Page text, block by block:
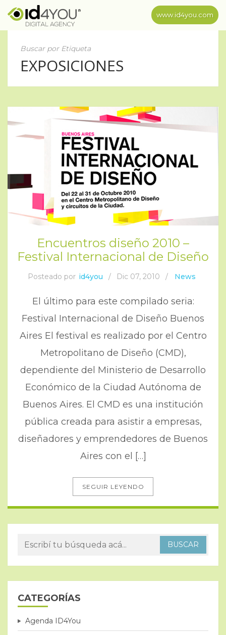
www.id4you.com
Buscar por Etiqueta
EXPOSICIONES
Encuentros diseño 2010 –
Festival Internacional de Diseño
Posteado por id4you / Dic 07, 2010 / News
El último para este compilado seria:
Festival Internacional de Diseño Buenos
Aires El festival es realizado por el Centro
Metropolitano de Diseño (CMD),
dependiente del Ministerio de Desarrollo
Económico de la Ciudad Autónoma de
Buenos Aires. El CMD es una institución
pública creada para asistir a empresas,
diseñadores y emprendedores de Buenos
Aires con el […]
SEGUIR LEYENDO
CATEGORÍAS
Agenda ID4You